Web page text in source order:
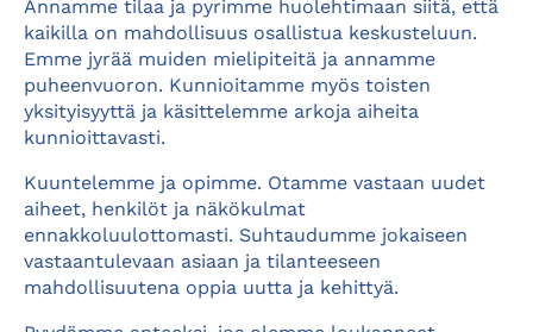
Annamme tilaa ja pyrimme huolehtimaan siitä, että
kaikilla on mahdollisuus osallistua keskusteluun.
Emme jyrää muiden mielipiteitä ja annamme
puheenvuoron. Kunnioitamme myös toisten
yksityisyyttä ja käsittelemme arkoja aiheita
kunnioittavasti.
Kuuntelemme ja opimme. Otamme vastaan uudet
aiheet, henkilöt ja näkökulmat
ennakkoluulottomasti. Suhtaudumme jokaiseen
vastaantulevaan asiaan ja tilanteeseen
mahdollisuutena oppia uutta ja kehittyä.